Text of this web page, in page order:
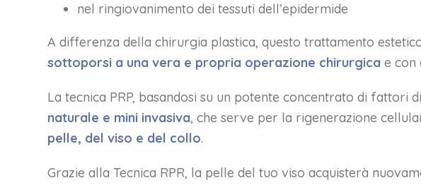
nel ringiovanimento dei tessuti dell’epidermide
A differenza della chirurgia plastica, questo trattamento
sottoporsi a una vera e propria operazione chirurgica e con
La tecnica PRP, basandosi su un potente concentrato di
naturale e mini invasiva, che serve per la rigenerazione
pelle, del viso e del collo.
Grazie alla Tecnica RPR, la pelle del tuo viso acquisterà